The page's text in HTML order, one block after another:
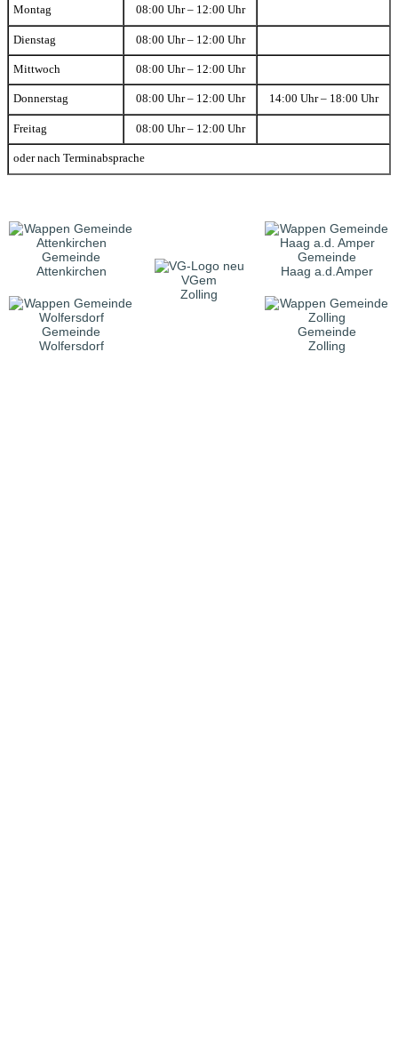
Montag 08:00 Uhr – 12:00 Uhr
Dienstag 08:00 Uhr – 12:00 Uhr
Mittwoch 08:00 Uhr – 12:00 Uhr
Donnerstag 08:00 Uhr – 12:00 Uhr 14:00 Uhr – 18:00 Uhr
Freitag 08:00 Uhr – 12:00 Uhr
oder nach Terminabsprache
Gemeinde
Attenkirchen
VGem
Zolling
Gemeinde
Haag a.d.Amper
Gemeinde
Wolfersdorf
Gemeinde
Zolling